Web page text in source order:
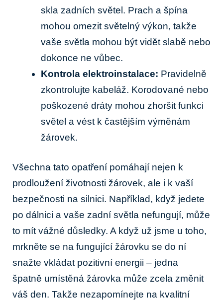
skla zadních světel. Prach a ‍špína
mohou omezit světelný výkon, takže
⁤vaše světla mohou být⁤ vidět ⁣slabě ​nebo
dokonce ne vůbec.
Kontrola elektroinstalace: Pravidelně
zkontrolujte kabeláž. Korodované nebo
poškozené dráty⁤ mohou zhoršit funkci
světel a vést k častějším výměnám
‍žárovek.
Všechna tato opatření pomáhají nejen k
prodloužení životnosti žárovek, ale i k vaší
bezpečnosti na silnici. Například, když jedete
po dálnici a vaše zadní světla​ nefungují, může
to mít vážné důsledky. A když už jsme u⁢ toho,
mrkněte se na fungující​ žárovku se do ní
‍snažte vkládat pozitivní energii – jedna⁣
špatně umístěná žárovka může zcela změnit
váš den. Takže nezapomínejte na kvalitní